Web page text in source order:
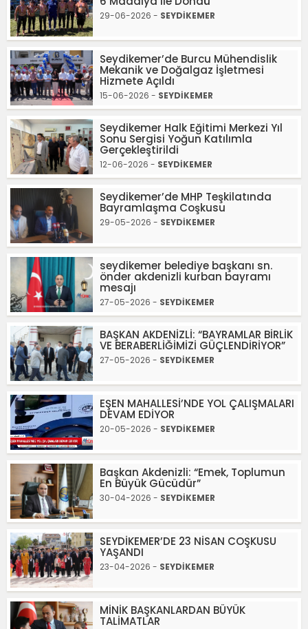
29-06-2026 - SEYDİKEMER
Seydikemer’de Burcu Mühendislik
Mekanik ve Doğalgaz İşletmesi
Hizmete Açıldı
15-06-2026 - SEYDİKEMER
Seydikemer Halk Eğitimi Merkezi Yıl
Sonu Sergisi Yoğun Katılımla
Gerçekleştirildi
12-06-2026 - SEYDİKEMER
Seydikemer’de MHP Teşkilatında
Bayramlaşma Coşkusu
29-05-2026 - SEYDİKEMER
seydikemer belediye başkanı sn.
önder akdenizli kurban bayramı
mesajı
27-05-2026 - SEYDİKEMER
BAŞKAN AKDENİZLİ: “BAYRAMLAR BİRLİK
VE BERABERLİĞİMİZİ GÜÇLENDİRİYOR”
27-05-2026 - SEYDİKEMER
EŞEN MAHALLESİ’NDE YOL ÇALIŞMALARI
DEVAM EDİYOR
20-05-2026 - SEYDİKEMER
Başkan Akdenizli: “Emek, Toplumun
En Büyük Gücüdür”
30-04-2026 - SEYDİKEMER
SEYDİKEMER’DE 23 NİSAN COŞKUSU
YAŞANDI
23-04-2026 - SEYDİKEMER
MİNİK BAŞKANLARDAN BÜYÜK
TALİMATLAR